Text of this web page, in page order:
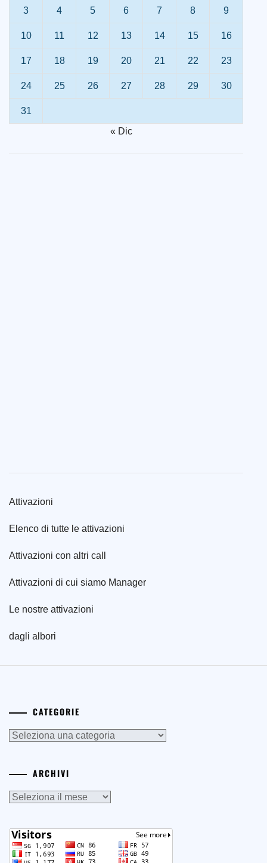
3 4 5 6 7 8 9
10 11 12 13 14 15 16
17 18 19 20 21 22 23
24 25 26 27 28 29 30
31
« Dic
Attivazioni con altri call
Attivazioni di cui siamo Manager
Le nostre attivazioni
dagli albori
CATEGORIE
Archivi